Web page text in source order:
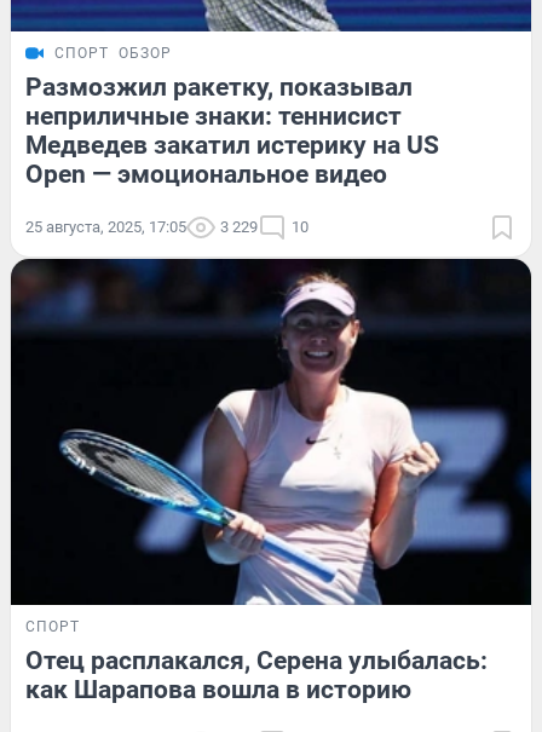
СПОРТ ОБЗОР
Размозжил ракетку, показывал
неприличные знаки: теннисист
Медведев закатил истерику на US
Open — эмоциональное видео
25 августа, 2025, 17:05 3 229 10
СПОРТ
Отец расплакался, Серена улыбалась:
как Шарапова вошла в историю